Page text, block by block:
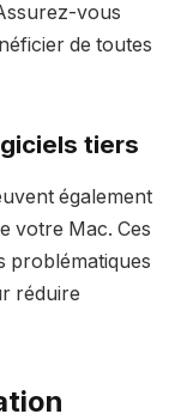
vous
de toutes
tiers
également
votre Mac. Ces
problématiques
réduire